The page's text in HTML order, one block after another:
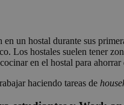
un hostal durante sus
Los hostales suelen tener
en el hostal para
haciendo tareas de